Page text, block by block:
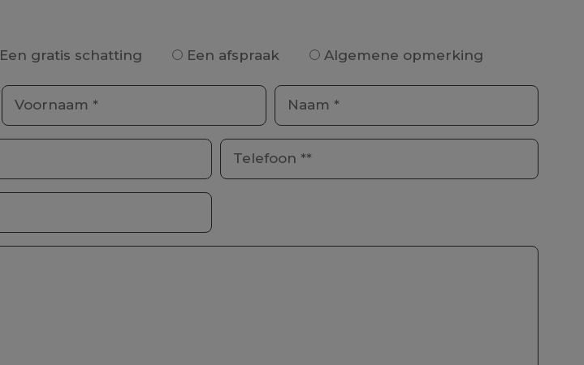
Een gratis schatting Een afspraak Algemene opmerking
Voornaam * Naam *
Telefoon **